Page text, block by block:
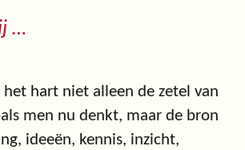
…
het hart niet alleen de zetel van
men nu denkt, maar de bron
ideeën, kennis, inzicht,